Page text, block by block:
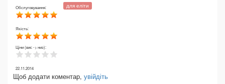
Обслуговування:
Якість:
Ціни (вис -> низ):
для еліти
22.11.2014
Щоб додати коментар, увійдіть